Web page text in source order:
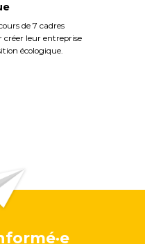
de 7 cadres
leur entreprise
écologique.